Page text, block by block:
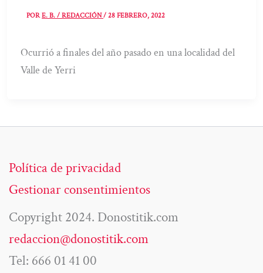
PORE. B. / REDACCIÓN/28 FEBRERO, 2022
Ocurrió a finales del año pasado en una localidad del
Valle de Yerri
Política de privacidad
Gestionar consentimientos
Copyright 2024. Donostitik.com
redaccion@donostitik.com
Tel: 666 01 41 00